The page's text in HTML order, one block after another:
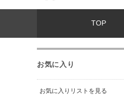
TOP
お気に入り
お気に入りリストを見る